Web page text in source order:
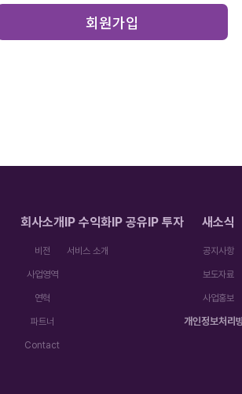
회사소개
비전
사업영역
연혁
파트너
Contact
IP 수익화
서비스 소개
IP 공유IP 투자 새소식
공지사항
보도자료
사업홍보
개인정보처리